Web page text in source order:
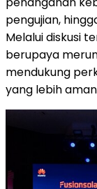
pengujian,
Melalui diskusi
berupaya
mendukung
yang lebih